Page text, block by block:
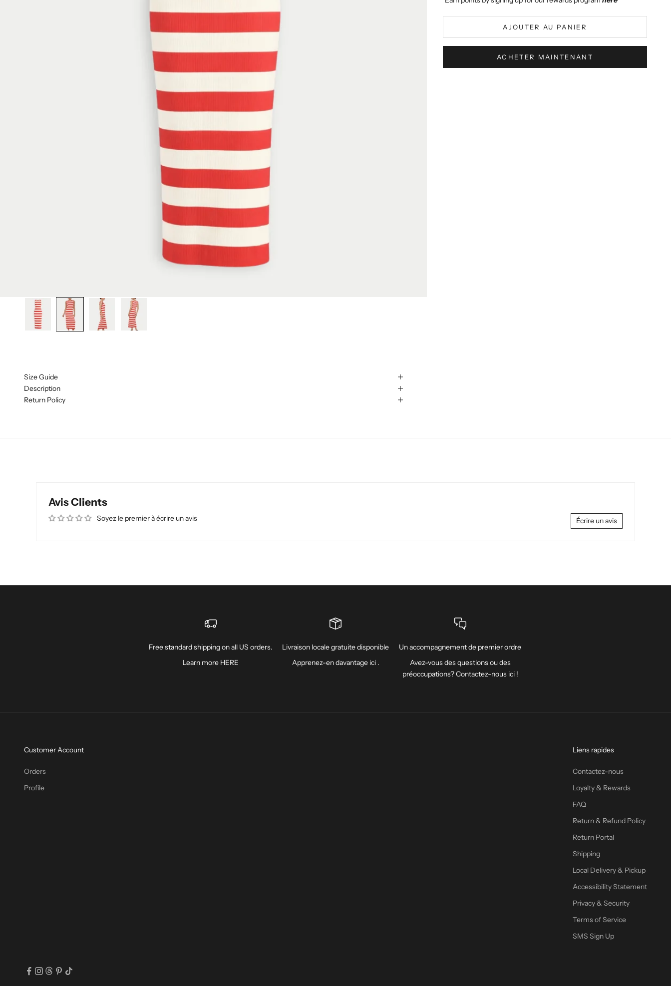
AJOUTER AU PANIER
ACHETER MAINTENANT
Size Guide
Description
Return Policy
Avis Clients
Soyez le premier à écrire un avis Écrire un avis
Free standard shipping on all US orders.
Learn more HERE
Livraison locale gratuite disponible
Apprenez-en davantage ici.
Un accompagnement de premier ordre
Avez-vous des questions ou des
préoccupations? Contactez-nous ici!
Customer Account
Orders
Profile
Liens rapides
Contactez-nous
Loyalty & Rewards
FAQ
Return & Refund Policy
Return Portal
Shipping
Local Delivery & Pickup
Accessibility Statement
Privacy & Security
Terms of Service
SMS Sign Up